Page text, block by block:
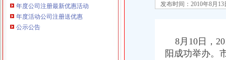
本站导航年度公司注册最新优惠活动
年度活动公司注册送优惠
公示公告
重庆鸽牌电线电缆有限公司 渝北10010万 (进出口权)
发布时间：2010年8月
8月10日，
阳成功举办。